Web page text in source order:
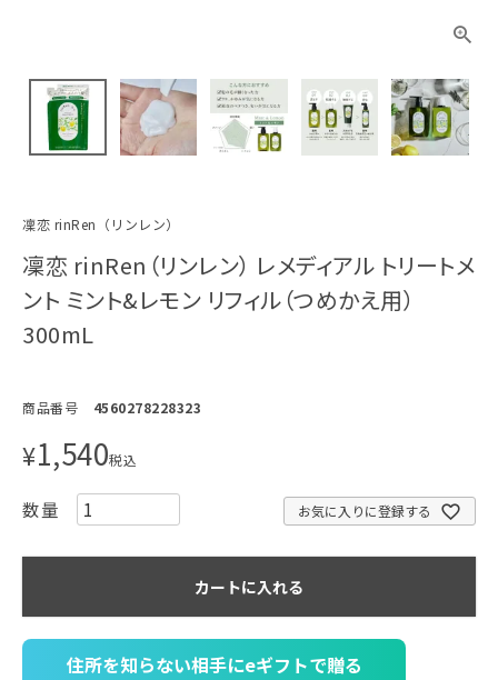
凜恋 rinRen（リンレン）
凜恋 rinRen（リンレン） レメディアル トリートメ
ント ミント&レモン リフィル（つめかえ用）
300mL
商品番号 4560278228323
¥1,540税込
お気に入りに登録する
カートに入れる
住所を知らない相手にeギフトで贈る